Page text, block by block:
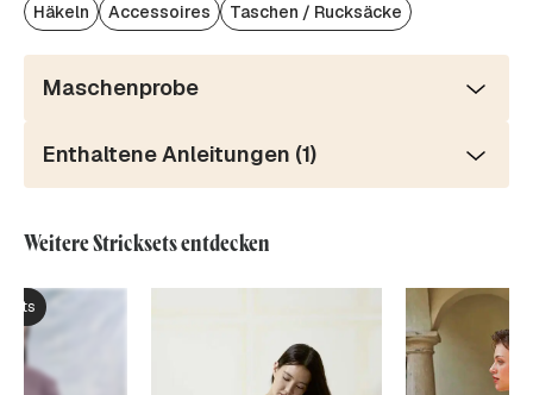
Häkeln Accessoires Taschen / Rucksäcke
Maschenprobe
Enthaltene Anleitungen (1)
Weitere Stricksets entdecken